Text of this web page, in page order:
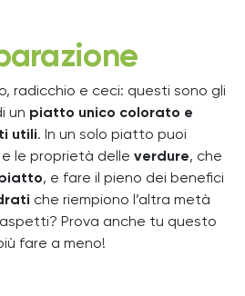
radicchio e ceci: questi sono gli
un piatto unico colorato e
utili. In un solo piatto puoi
le proprietà delle verdure, che
, e fare il pieno dei benefici
che riempiono l’altra metà
Prova anche tu questo
fare a meno!